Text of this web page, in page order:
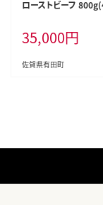
ローストビーフ
真空パック 黒毛和牛
産 ローストビーフ ろ
za003
35,000円
佐賀県有田町